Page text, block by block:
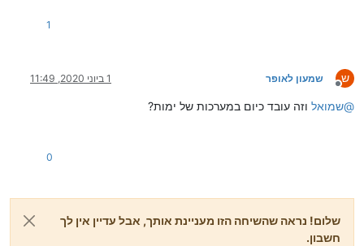
1
ש
מנותק
שמעון לאופר 1 ביוני 2020, 11:49
@שמואל וזה עובד כיום במערכות של ימות?
0
שלום! נראה שהשיחה הזו מעניינת אותך, אבל עדיין אין לך
חשבון.